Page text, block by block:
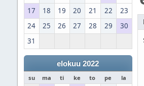
17
18 19 20 21 22
23
24
25 26 27 28 29
30
31
elokuu 2022
su ma ti ke to pe la